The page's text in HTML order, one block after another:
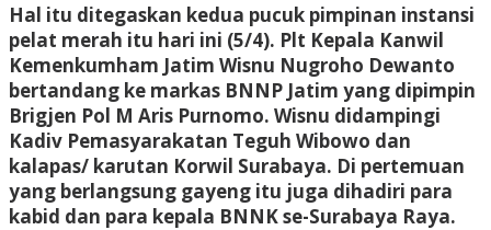
Hal itu ditegaskan kedua pucuk pimpinan instansi
pelat merah itu hari ini (5/4). Plt Kepala Kanwil
Kemenkumham Jatim Wisnu Nugroho Dewanto
bertandang ke markas BNNP Jatim yang dipimpin
Brigjen Pol M Aris Purnomo. Wisnu didampingi
Kadiv Pemasyarakatan Teguh Wibowo dan
kalapas/ karutan Korwil Surabaya. Di pertemuan
yang berlangsung gayeng itu juga dihadiri para
kabid dan para kepala BNNK se-Surabaya Raya.